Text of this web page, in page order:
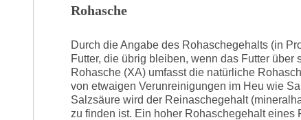
Rohasche
Durch die Angabe des Rohaschegehalts (in
Futter, die übrig bleiben, wenn das Futter
Rohasche (XA) umfasst die natürliche
von etwaigen Verunreinigungen im Heu wie
Salzsäure wird der Reinaschegehalt
zu finden ist. Ein hoher Rohaschegehalt